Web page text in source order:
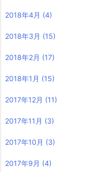
2018年4月 (4)
2018年3月 (15)
2018年2月 (17)
2018年1月 (15)
2017年12月 (11)
2017年11月 (3)
2017年10月 (3)
2017年9月 (4)